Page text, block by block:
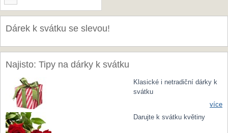
Dárek k svátku se slevou!
Najisto: Tipy na dárky k svátku
Klasické i netradiční dárky k
svátku
více
Darujte k svátku květiny